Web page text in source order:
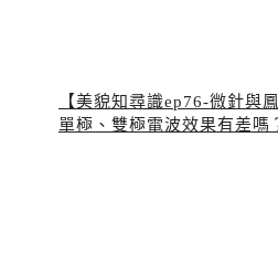
【美貌知尋識ep76-微針與
單極、雙極電波效果有差嗎